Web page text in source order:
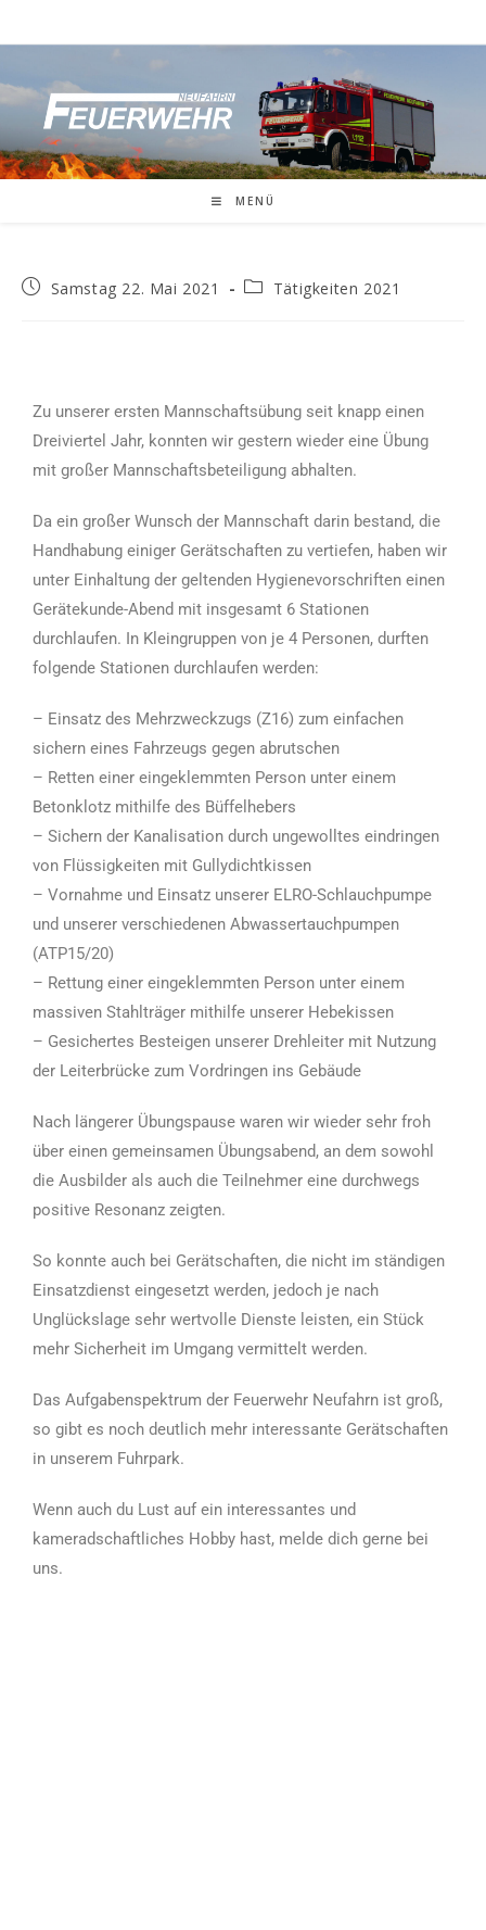
MENÜ
Samstag 22. Mai 2021 Tätigkeiten 2021
Zu unserer ersten Mannschaftsübung seit knapp einen
Dreiviertel Jahr, konnten wir gestern wieder eine Übung
mit großer Mannschaftsbeteiligung abhalten.
Da ein großer Wunsch der Mannschaft darin bestand, die
Handhabung einiger Gerätschaften zu vertiefen, haben wir
unter Einhaltung der geltenden Hygienevorschriften einen
Gerätekunde-Abend mit insgesamt 6 Stationen
durchlaufen. In Kleingruppen von je 4 Personen, durften
folgende Stationen durchlaufen werden:
– Einsatz des Mehrzweckzugs (Z16) zum einfachen
sichern eines Fahrzeugs gegen abrutschen
– Retten einer eingeklemmten Person unter einem
Betonklotz mithilfe des Büffelhebers
– Sichern der Kanalisation durch ungewolltes eindringen
von Flüssigkeiten mit Gullydichtkissen
– Vornahme und Einsatz unserer ELRO-Schlauchpumpe
und unserer verschiedenen Abwassertauchpumpen
(ATP15/20)
– Rettung einer eingeklemmten Person unter einem
massiven Stahlträger mithilfe unserer Hebekissen
– Gesichertes Besteigen unserer Drehleiter mit Nutzung
der Leiterbrücke zum Vordringen ins Gebäude
Nach längerer Übungspause waren wir wieder sehr froh
über einen gemeinsamen Übungsabend, an dem sowohl
die Ausbilder als auch die Teilnehmer eine durchwegs
positive Resonanz zeigten.
So konnte auch bei Gerätschaften, die nicht im ständigen
Einsatzdienst eingesetzt werden, jedoch je nach
Unglückslage sehr wertvolle Dienste leisten, ein Stück
mehr Sicherheit im Umgang vermittelt werden.
Das Aufgabenspektrum der Feuerwehr Neufahrn ist groß,
so gibt es noch deutlich mehr interessante Gerätschaften
in unserem Fuhrpark.
Wenn auch du Lust auf ein interessantes und
kameradschaftliches Hobby hast, melde dich gerne bei
uns.